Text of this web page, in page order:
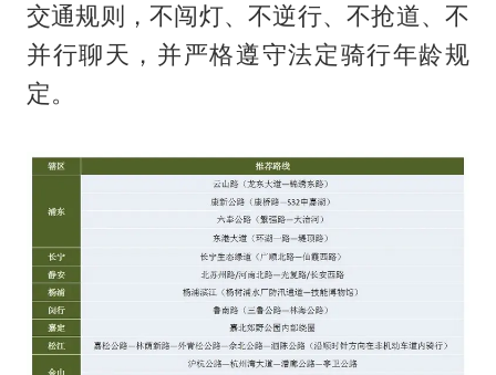
交通规则，不闯灯、不逆行、不抢道、不
并行聊天，并严格遵守法定骑行年龄规
定。